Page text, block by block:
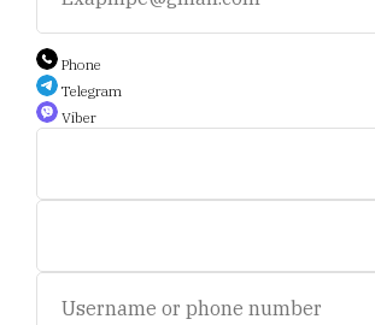
Phone
Telegram
Viber